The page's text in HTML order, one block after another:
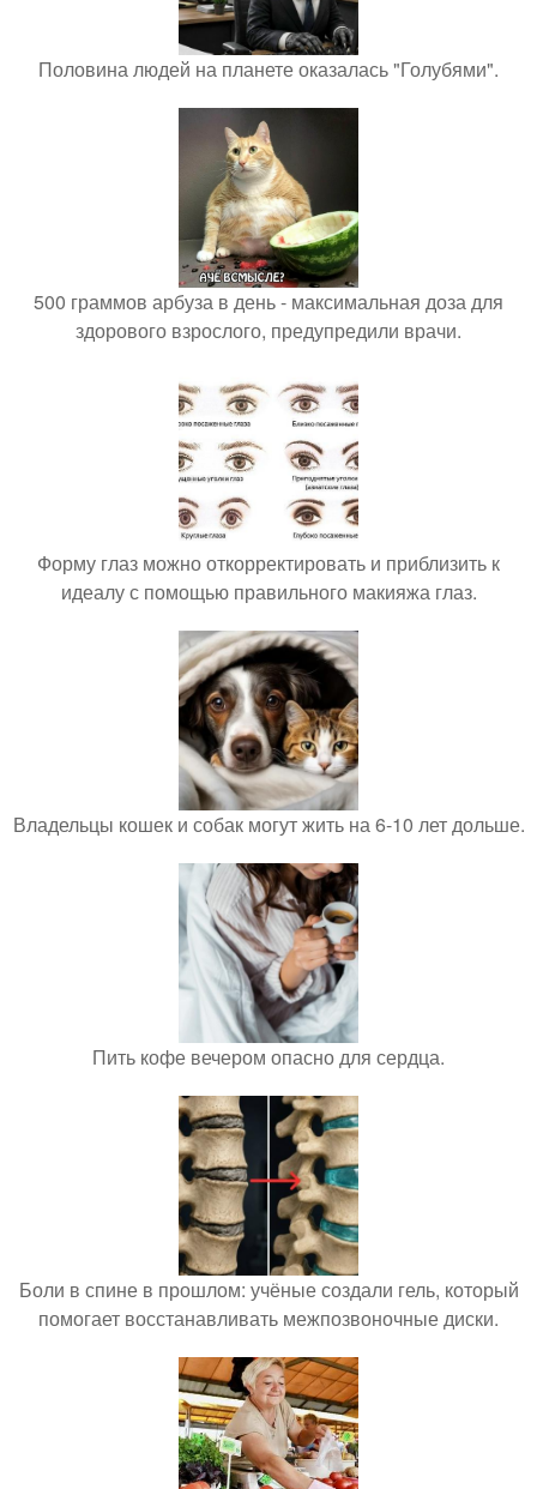
Половина людей на планете оказалась "Голубями".
500 граммов арбуза в день - максимальная доза для
здорового взрослого, предупредили врачи.
Форму глаз можно откорректировать и приблизить к
идеалу с помощью правильного макияжа глаз.
Владельцы кошек и собак могут жить на 6-10 лет дольше.
Пить кофе вечером опасно для сердца.
Боли в спине в прошлом: учёные создали гель, который
помогает восстанавливать межпозвоночные диски.